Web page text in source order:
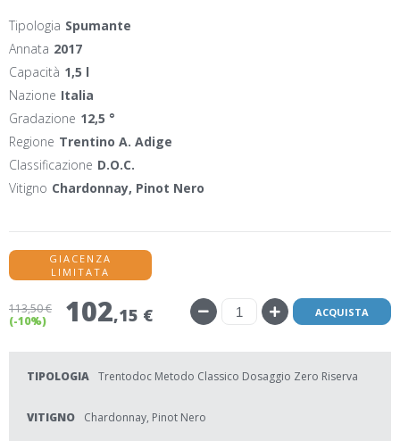
Tipologia Spumante
Annata 2017
Capacità 1,5 l
Nazione Italia
Gradazione 12,5 °
Regione Trentino A. Adige
Classificazione D.O.C.
Vitigno Chardonnay, Pinot Nero
GIACENZA
LIMITATA
113,50 €
(-10%)
102,15 € ACQUISTA
TIPOLOGIA Trentodoc Metodo Classico Dosaggio Zero Riserva
VITIGNO Chardonnay, Pinot Nero